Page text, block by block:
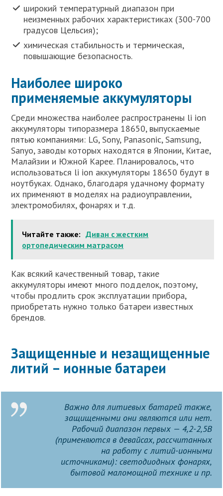
широкий температурный диапазон при
неизменных рабочих характеристиках (300-700
градусов Цельсия);
химическая стабильность и термическая,
повышающие безопасность.
Наиболее широко
применяемые аккумуляторы
Среди множества наиболее распространены li ion
аккумуляторы типоразмера 18650, выпускаемые
пятью компаниями: LG, Sony, Panasonic, Samsung,
Sanyo, заводы которых находятся в Японии, Китае,
Малайзии и Южной Карее. Планировалось, что
использоваться li ion аккумуляторы 18650 будут в
ноутбуках. Однако, благодаря удачному формату
их применяют в моделях на радиоуправлении,
электромобилях, фонарях и т.д.
Читайте также: Диван с жестким
ортопедическим матрасом
Как всякий качественный товар, такие
аккумуляторы имеют много подделок, поэтому,
чтобы продлить срок эксплуатации прибора,
приобретать нужно только батареи известных
брендов.
Защищенные и незащищенные
литий – ионные батареи
Важно для литиевых батарей также,
защищенными они являются или нет.
Рабочий диапазон первых — 4,2-2,5В
(применяются в девайсах, рассчитанных
на работу с литий-ионными
источниками): светодиодных фонарях,
бытовой маломощной технике и пр.